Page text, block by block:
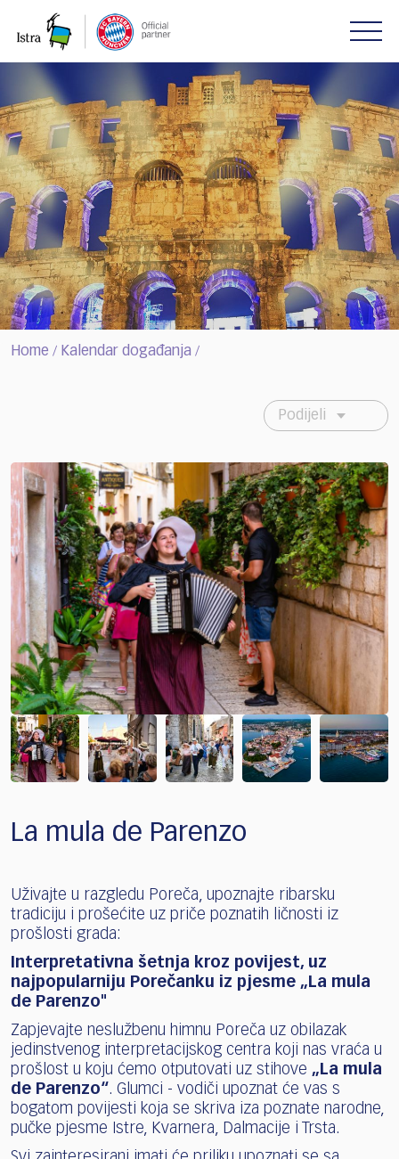
note:
website
includes
an
accessibility
system.
Home / Kalendar događanja /
Podijeli
La mula de Parenzo
Uživajte u razgledu Poreča, upoznajte ribarsku
tradiciju i prošećite uz priče poznatih ličnosti iz
prošlosti grada:
Interpretativna šetnja kroz povijest, uz
najpopularniju Porečanku iz pjesme „La mula
de Parenzo"
Zapjevajte neslužbenu himnu Poreča uz obilazak
jedinstvenog interpretacijskog centra koji nas vraća u
prošlost u koju ćemo otputovati uz stihove „La mula
de Parenzo“. Glumci - vodiči upoznat će vas s
bogatom povijesti koja se skriva iza poznate narodne,
pučke pjesme Istre, Kvarnera, Dalmacije i Trsta.